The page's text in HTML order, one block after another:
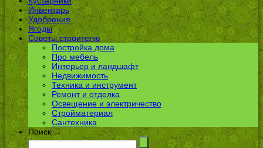
Инвентарь
Удобрения
Ягоды
Советы строителю
Постройка дома
Про мебель
Интерьер и ландшафт
Недвижимость
Техника и инструмент
Ремонт и отделка
Освещение и электричество
Стройматериал
Сантехника
Поиск →